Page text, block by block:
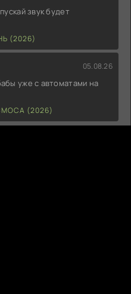
звук будет
(2026)
05.08.26
уже с автоматами на
(2026)